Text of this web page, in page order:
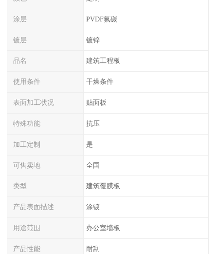
涂层 PVDF氟碳
镀层 镀锌
品名 建筑工程板
使用条件 干燥条件
表面加工状况 贴面板
特殊功能 抗压
加工定制 是
可售卖地 全国
类型 建筑覆膜板
产品表面描述 涂镀
用途范围 办公室墙板
产品性能 耐刮